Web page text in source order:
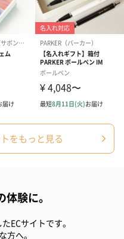
ドタオル（ブ
円）
花束ハンドタ
ワイト）（
をもっと見る
験に。
ECサイトです。
方へ。